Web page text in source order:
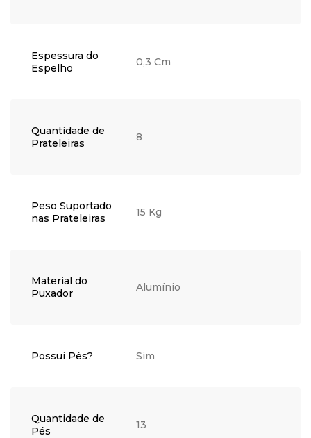
Espessura do
Espelho
0,3 Cm
Quantidade de
Prateleiras
8
Peso Suportado
nas Prateleiras
15 Kg
Material do
Puxador
Alumínio
Possui Pés? Sim
Quantidade de
Pés
13